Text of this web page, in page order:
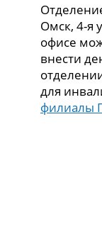
Омск, 4-я
офисе
внести
для
филиалы